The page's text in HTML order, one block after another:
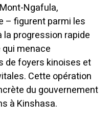
Ngafula,
– figurent parmi les
progression rapide
menace
de foyers kinoises et
Cette opération
du gouvernement
à Kinshasa.